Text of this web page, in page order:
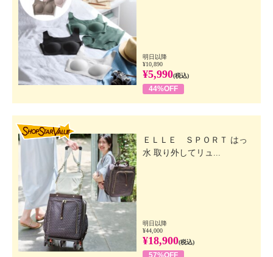
明日以降
¥10,890
¥5,990(税込)
44%OFF
ＥＬＬＥ ＳＰＯＲＴ はっ
水 取り外してリュ...
明日以降
¥44,000
¥18,900(税込)